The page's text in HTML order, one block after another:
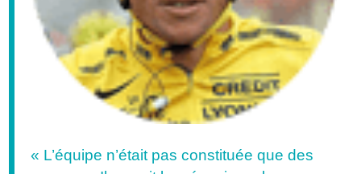
« L’équipe n’était pas constituée que des